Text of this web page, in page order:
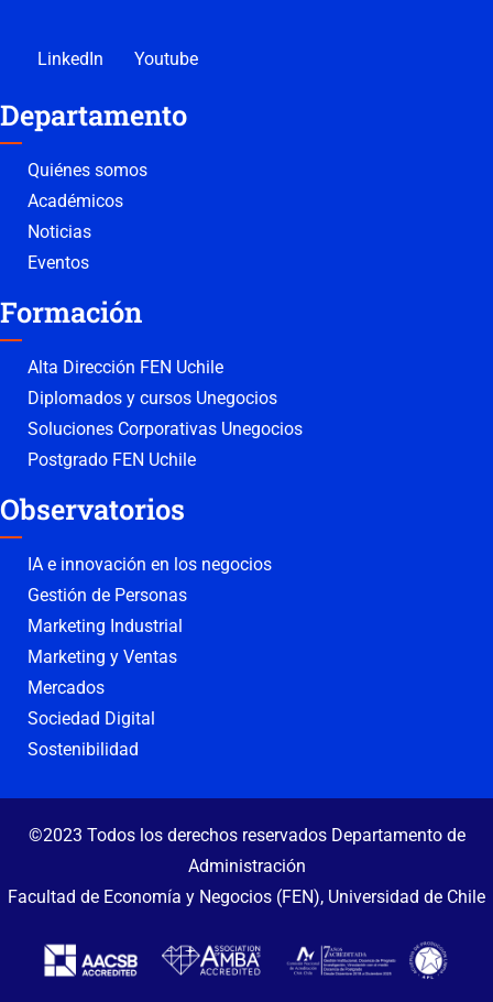
LinkedIn Youtube
Departamento
Quiénes somos
Académicos
Noticias
Eventos
Formación
Alta Dirección FEN Uchile
Diplomados y cursos Unegocios
Soluciones Corporativas Unegocios
Postgrado FEN Uchile
Observatorios
IA e innovación en los negocios
Gestión de Personas
Marketing Industrial
Marketing y Ventas
Mercados
Sociedad Digital
Sostenibilidad
©2023 Todos los derechos reservados Departamento de
Administración
Facultad de Economía y Negocios (FEN), Universidad de Chile